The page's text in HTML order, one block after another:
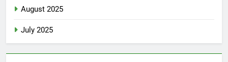
August 2025
July 2025